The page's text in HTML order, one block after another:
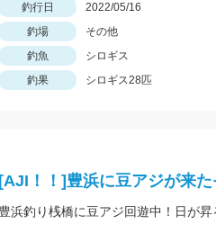
釣行日 2022/05/16
釣場
その他
釣魚
シロギス
釣果
シロギス28匹
[AJI！！]豊浜に豆アジが来